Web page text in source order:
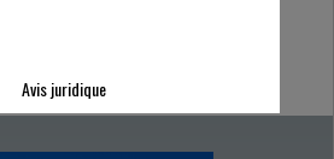
Avis juridique